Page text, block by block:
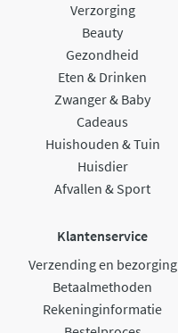
Verzorging
Beauty
Gezondheid
Eten & Drinken
Zwanger & Baby
Cadeaus
Huishouden & Tuin
Huisdier
Afvallen & Sport
Klantenservice
Verzending en bezorging
Betaalmethoden
Rekeninginformatie